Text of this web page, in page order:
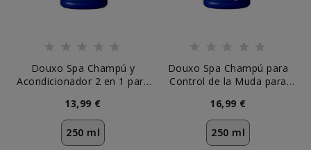
Douxo Spa Champú y
Acondicionador 2 en 1 para
13,99 €
250 ml
Douxo Spa Champú para
Control de la Muda para
16,99 €
250 ml